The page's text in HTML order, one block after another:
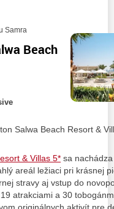
Samra
Beach
Salwa Beach Resort &
& Villas 5* sa
areál ležiaci pri krásnej
stravy aj vstup do
atrakciami a 30